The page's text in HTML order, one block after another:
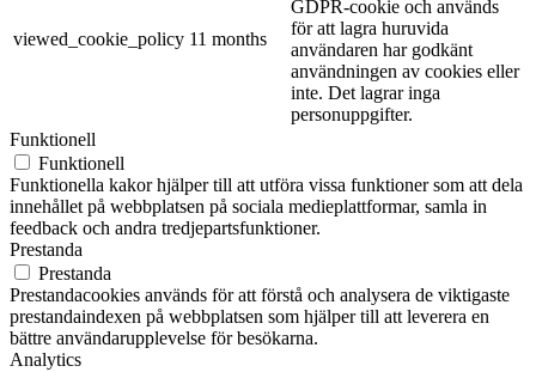
viewed_cookie_policy 11 months
GDPR-cookie och används
för att lagra huruvida
användaren har godkänt
användningen av cookies eller
inte. Det lagrar inga
personuppgifter.
Funktionell
Funktionell
Funktionella kakor hjälper till att utföra vissa funktioner som att dela
innehållet på webbplatsen på sociala medieplattformar, samla in
feedback och andra tredjepartsfunktioner.
Prestanda
Prestanda
Prestandacookies används för att förstå och analysera de viktigaste
prestandaindexen på webbplatsen som hjälper till att leverera en
bättre användarupplevelse för besökarna.
Analytics